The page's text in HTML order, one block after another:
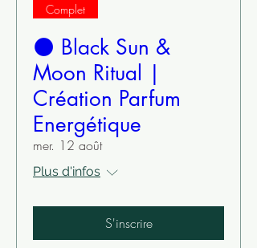
Complet
🌑 Black Sun &
Moon Ritual |
Création Parfum
Energétique
mer. 12 août
Plus d'infos
S'inscrire